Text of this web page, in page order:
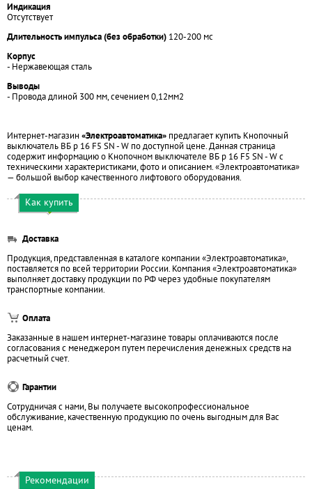
Индикация
Отсутствует
Длительность импульса (без обработки) 120-200 мс
Корпус
- Нержавеющая сталь
Выводы
- Провода длиной 300 мм, сечением 0,12мм2
Интернет-магазин «Электроавтоматика» предлагает купить Кнопочный
выключатель ВБ р 16 F5 SN - W по доступной цене. Данная страница
содержит информацию о Кнопочном выключателе ВБ р 16 F5 SN - W с
техническими характеристиками, фото и описанием. «Электроавтоматика»
— большой выбор качественного лифтового оборудования.
Как купить
Доставка
Продукция, представленная в каталоге компании «Электроавтоматика»,
поставляется по всей территории России. Компания «Электроавтоматика»
выполняет доставку продукции по РФ через удобные покупателям
транспортные компании.
Оплата
Заказанные в нашем интернет-магазине товары оплачиваются после
согласования с менеджером путем перечисления денежных средств на
расчетный счет.
Гарантии
Сотрудничая с нами, Вы получаете высокопрофессиональное
обслуживание, качественную продукцию по очень выгодным для Вас
ценам.
Рекомендации